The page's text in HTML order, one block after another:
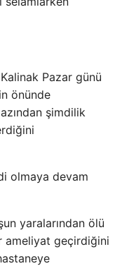
Pazar günü
önünde
şimdilik
olmaya devam
yaralarından ölü
ameliyat geçirdiğini